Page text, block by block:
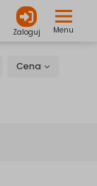
Zaloguj Menu
Cena